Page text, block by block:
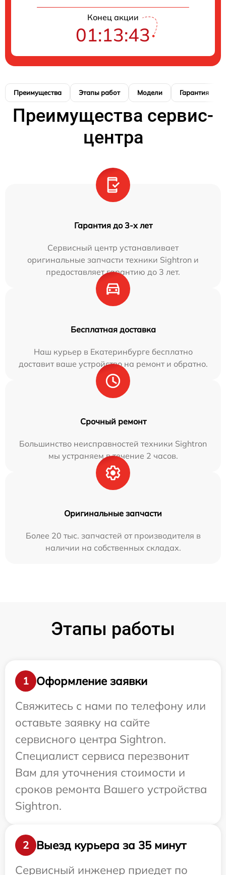
Конец акции
01:13:42
Преимущества Этапы работ Модели Гарантия
Преимущества сервис-
центра
Гарантия до 3-х лет
Сервисный центр устанавливает
оригинальные запчасти техники Sightron и
предоставляет гарантию до 3 лет.
Бесплатная доставка
Наш курьер в Екатеринбурге бесплатно
доставит ваше устройство на ремонт и обратно.
Срочный ремонт
Большинство неисправностей техники Sightron
мы устраняем в течение 2 часов.
Оригинальные запчасти
Более 20 тыс. запчастей от производителя в
наличии на собственных складах.
Этапы работы
1
Оформление заявки
Свяжитесь с нами по телефону или
оставьте заявку на сайте
сервисного центра Sightron.
Специалист сервиса перезвонит
Вам для уточнения стоимости и
сроков ремонта Вашего устройства
Sightron.
2
Выезд курьера за 35 минут
Сервисный инженер приедет по